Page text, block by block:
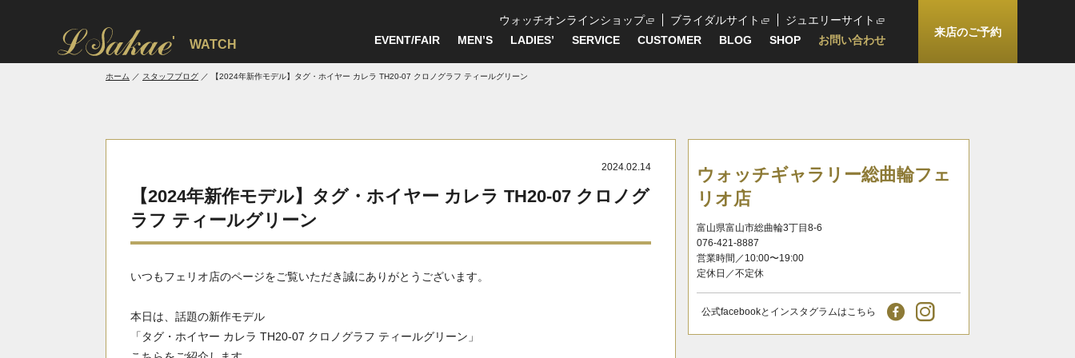
' WATCH
ウォッチオンラインショップ ブライダルサイト
ジュエリーサイト
EVENT/FAIR
MEN’S LADIES’ SERVICE CUSTOMER BLOG SHOP お問い合わせ
来店のご予約
ホーム スタッフブログ 【2024年新作モデル】タグ・ホイヤー カレラ TH20-07 クロノグラフ ティールグリーン
2024.02.14
【2024年新作モデル】タグ・ホイヤー カレラ TH20-07 クロノグ
ラフ ティールグリーン
いつもフェリオ店のページをご覧いただき誠にありがとうございます。
本日は、話題の新作モデル
「タグ・ホイヤー カレラ TH20-07 クロノグラフ ティールグリーン」
ウォッチギャラリー総曲輪フェ
リオ店
富山県富山市総曲輪3丁目8-6
076-421-8887
営業時間／10:00〜19:00
定休日／不定休
公式facebookとインスタグラムはこちら